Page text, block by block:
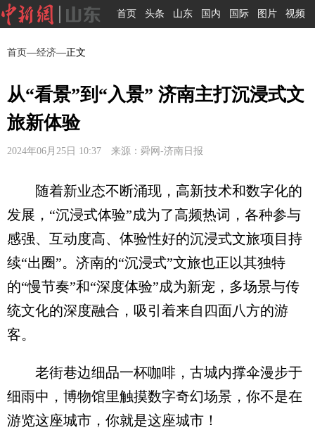
首页 头条 山东 国内 国际 图片 视频
首页—经济—正文
从“看景”到“入景” 济南主打沉浸式文
旅新体验
2024年06月25日 10:37 来源：舜网-济南日报
随着新业态不断涌现，高新技术和数字化的
发展，“沉浸式体验”成为了高频热词，各种参与
感强、互动度高、体验性好的沉浸式文旅项目持
续“出圈”。济南的“沉浸式”文旅也正以其独特
的“慢节奏”和“深度体验”成为新宠，多场景与传
统文化的深度融合，吸引着来自四面八方的游
客。
老街巷边细品一杯咖啡，古城内撑伞漫步于
细雨中，博物馆里触摸数字奇幻场景，你不是在
游览这座城市，你就是这座城市！